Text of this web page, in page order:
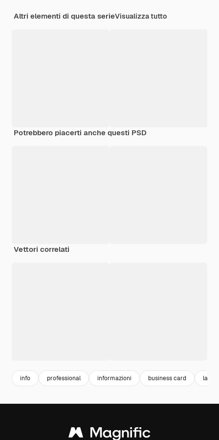
Altri elementi di questa serieVisualizza tutto
Potrebbero piacerti anche questi PSD
Vettori correlati
info professional informazioni business card